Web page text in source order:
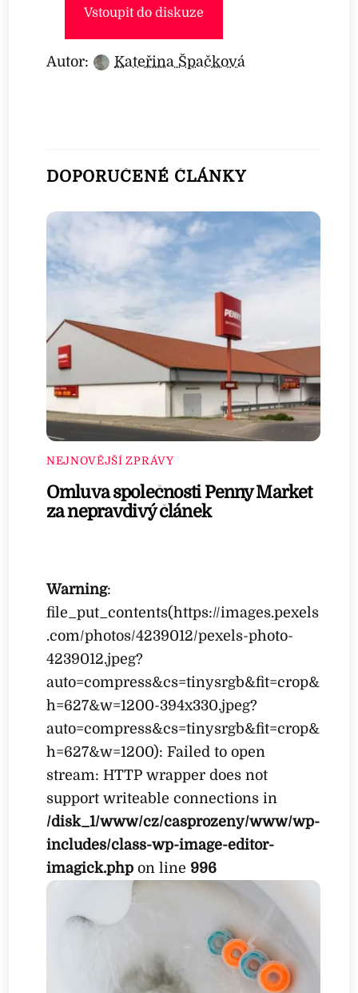
Vstoupit do diskuze
Autor: Kateřina Špačková
DOPORUČENÉ ČLÁNKY
NEJNOVĚJŠÍ ZPRÁVY
Omluva společnosti Penny Market
za nepravdivý článek
Warning:
file_put_contents(https://images.pexels
.com/photos/4239012/pexels-photo-
4239012.jpeg?
auto=compress&cs=tinysrgb&fit=crop&
h=627&w=1200-394x330.jpeg?
auto=compress&cs=tinysrgb&fit=crop&
h=627&w=1200): Failed to open
stream: HTTP wrapper does not
support writeable connections in
/disk_1/www/cz/casprozeny/www/wp-
includes/class-wp-image-editor-
imagick.php on line 996